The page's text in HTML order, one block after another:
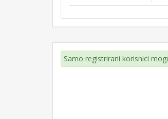
Samo registrirani korisnici